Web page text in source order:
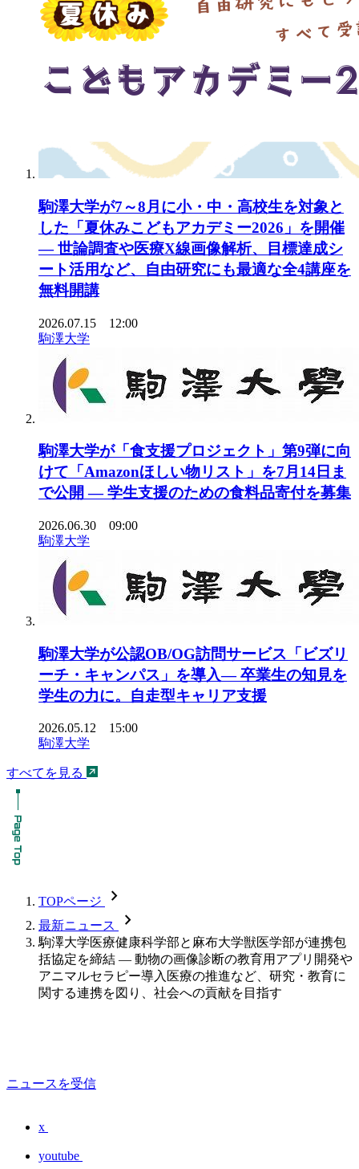
駒澤大学が7～8月に小・中・高校生を対象と
した「夏休みこどもアカデミー2026」を開催
— 世論調査や医療X線画像解析、目標達成シ
ート活用など、自由研究にも最適な全4講座を
無料開講
2026.07.15 12:00
駒澤大学
駒澤大学が「食支援プロジェクト」第9弾に向
けて「Amazonほしい物リスト」を7月14日ま
で公開 ― 学生支援のための食料品寄付を募集
2026.06.30 09:00
駒澤大学
駒澤大学が公認OB/OG訪問サービス「ビズリ
ーチ・キャンパス」を導入― 卒業生の知見を
学生の力に。自走型キャリア支援
2026.05.12 15:00
駒澤大学
すべてを見る
TOPページ chevron_forward
最新ニュース chevron_forward
駒澤大学医療健康科学部と麻布大学獣医学部が連携包
括協定を締結 — 動物の画像診断の教育用アプリ開発や
アニマルセラピー導入医療の推進など、研究・教育に
関する連携を図り、社会への貢献を目指す
ニュースを受信
x
youtube